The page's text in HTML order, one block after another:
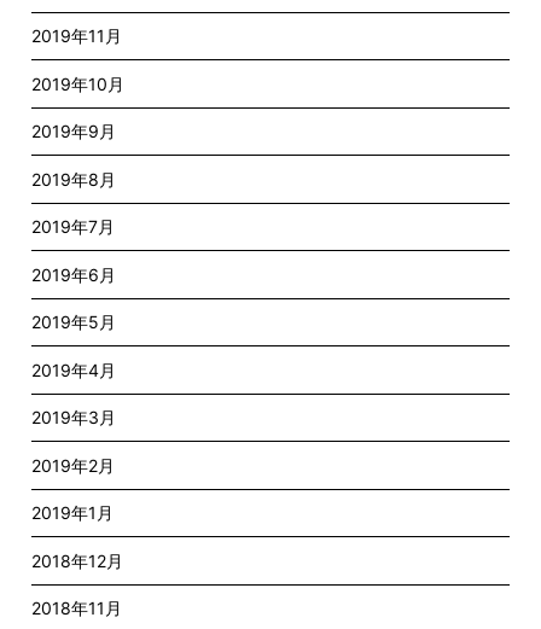
2019年11月
2019年10月
2019年9月
2019年8月
2019年7月
2019年6月
2019年5月
2019年4月
2019年3月
2019年2月
2019年1月
2018年12月
2018年11月